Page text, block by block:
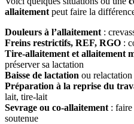
allaitement peut faire la
Douleurs à l’allaitement :
Freins restrictifs, REF, RGO :
Tire-allaitement et allaitement
préserver sa lactation
Baisse de lactation ou relactation
Préparation à la reprise du
lait, tire-lait
Sevrage ou co-allaitement :
soutenue